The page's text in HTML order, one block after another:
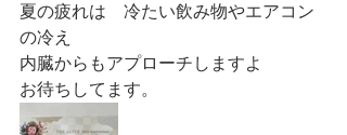
夏の疲れは　冷たい飲み物やエアコン
の冷え
内臓からもアプローチしますよ
お待ちしてます。